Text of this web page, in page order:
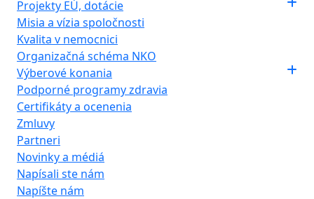
Projekty EÚ, dotácie
Misia a vízia spoločnosti
Kvalita v nemocnici
Organizačná schéma NKO
Výberové konania
Podporné programy zdravia
Certifikáty a ocenenia
Zmluvy
Partneri
Novinky a médiá
Napísali ste nám
Napíšte nám